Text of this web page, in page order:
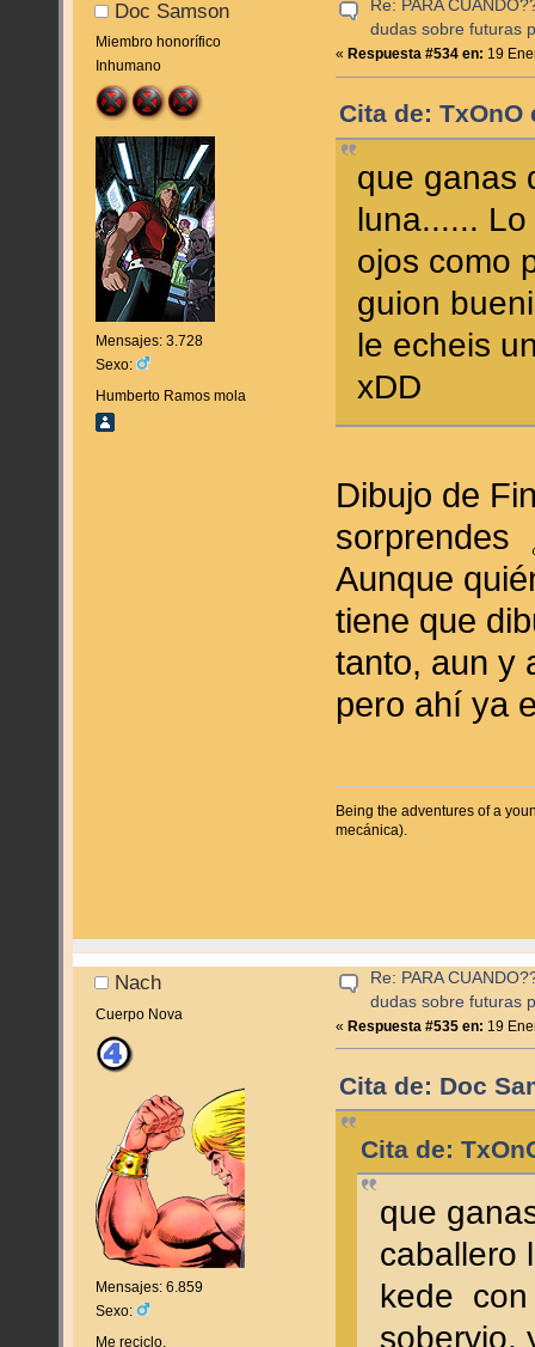
Doc Samson
Miembro honorífico
Inhumano
Mensajes: 3.728
Sexo:
Humberto Ramos mola
Re: PARA
dudas sobre futuras
« Respuesta #534 en: 19
Cita de: TxOnO
que ganas
luna......
ojos como
guion
le echeis
xDD
Dibujo de
sorprendes
Aunque
tiene que
tanto, aun y
pero ahí ya
Being the adventures of a
mecánica).
Nach
Cuerpo Nova
Mensajes: 6.859
Sexo:
Me reciclo.
Re: PARA
dudas sobre futuras
« Respuesta #535 en: 19
Cita de: Doc
Cita de:
que
caballero
kede con
sobervio,